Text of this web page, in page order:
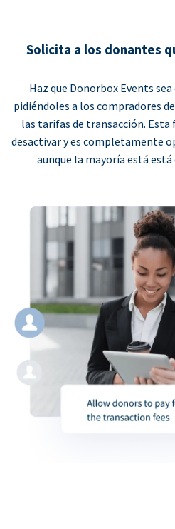
Solicita a los donantes
Haz que Donorbox Events
pidiéndoles a los compradores
las tarifas de transacción. Esta
desactivar y es completamente
aunque la mayoría está